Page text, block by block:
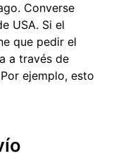
Converse
USA. Si el
que pedir el
a través de
ejemplo, esto